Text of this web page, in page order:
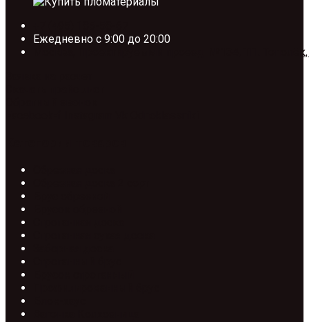
Ежедневно с 9:00 до 20:00
Москва, Проектируемый проезд №134, ТП.